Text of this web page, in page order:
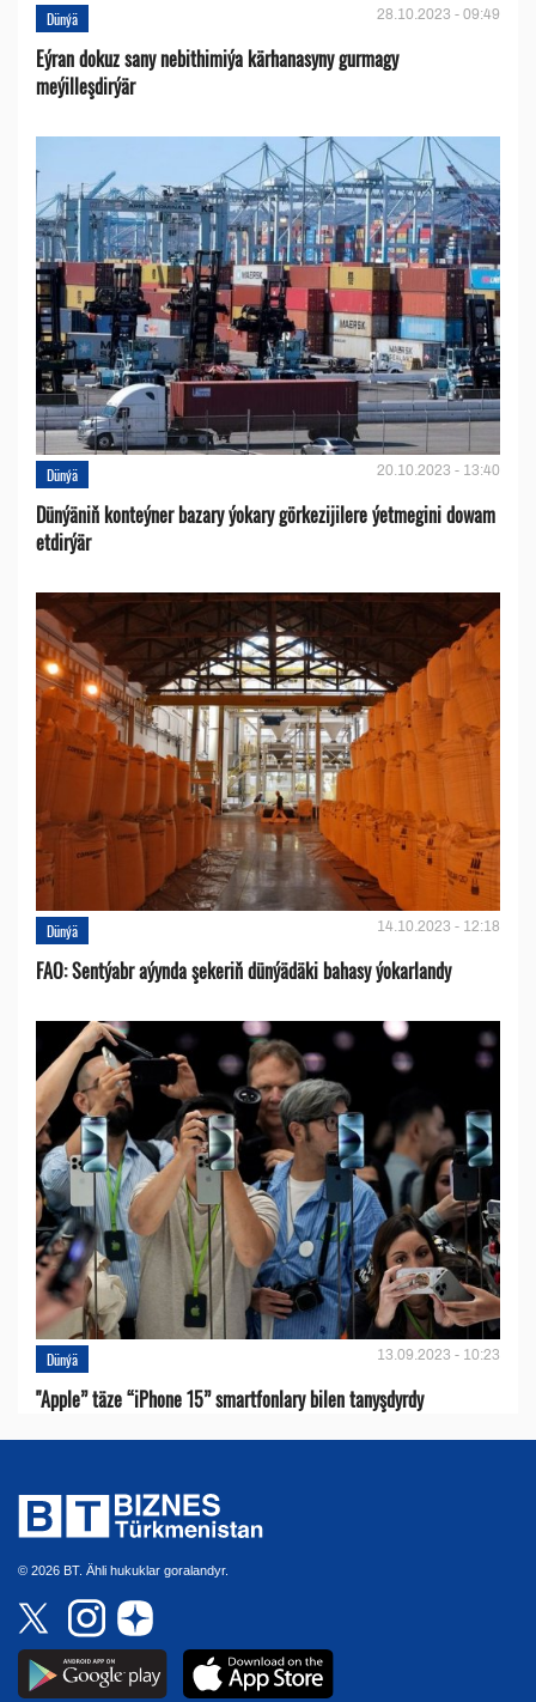
Dünýä 28.10.2023 - 09:49
Eýran dokuz sany nebithimiýa kärhanasyny gurmagy
meýilleşdirýär
Dünýä 20.10.2023 - 13:40
Dünýäniň konteýner bazary ýokary görkezijilere ýetmegini dowam
etdirýär
Dünýä 14.10.2023 - 12:18
FAO: Sentýabr aýynda şekeriň dünýädäki bahasy ýokarlandy
Dünýä 13.09.2023 - 10:23
"Apple” täze “iPhone 15” smartfonlary bilen tanyşdyrdy
© 2026 BT. Ähli hukuklar goralandyr.